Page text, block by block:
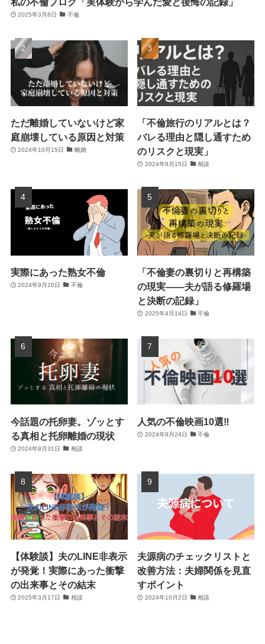
2025年3月8日 不倫
ただ離婚していないけど家
庭崩壊している原因と対策
2024年10月15日 離婚
「不倫旅行のリアルとは？
バレる理由と隠し通すため
のリスクと現実」
2024年8月15日 相談
実際にあった熟女不倫
2024年9月20日 不倫
「不倫妻の裏切りと再構築
の現実――夫が語る修羅場
と決断の記録」
2025年4月14日 不倫
今話題の托卵妻。ゾッとす
る真相と托卵離婚の現状
2024年8月31日 相談
人気の不倫映画10選‼
2024年9月24日 不倫
【体験談】夫のLINE非表示
が発覚！実際にあった衝撃
の出来事とその結末
2025年3月17日 相談
夫源病のチェックリストと
改善方法：夫婦関係を見直
すポイント
2024年10月2日 相談